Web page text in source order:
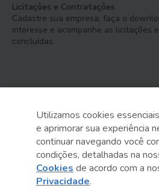
Licitações e Contratações
Cadastre sua empresa, faça o
interesse e acompanhe as licitações
concluídas.
Serviço Social do Comércio
Administração Regional no Estado
Sesc São Paulo por aí:
Utilizamos cookies
e aprimorar sua experiência
continuar navegando você
condições, detalhadas na
Cookies de acordo com a
Privacidade.